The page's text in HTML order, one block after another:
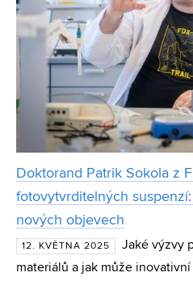
Doktorand Patrik Sokola z
fotovytvrditelných
nových objevech
12. KVĚTNA 2025
Jaké výzvy
materiálů a jak může inovativní